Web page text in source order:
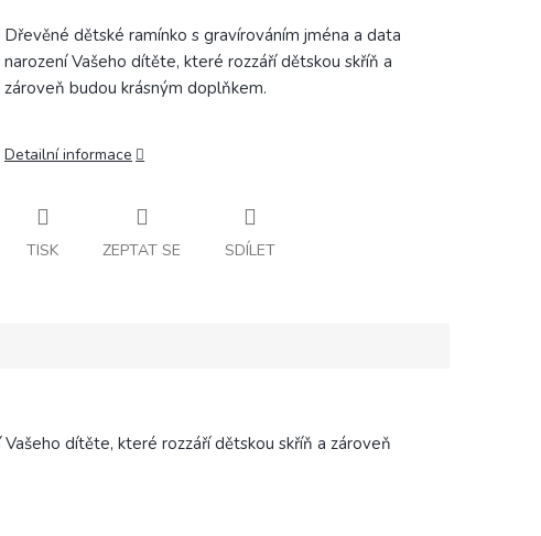
Dřevěné dětské ramínko s gravírováním jména a data
narození Vašeho dítěte, které rozzáří dětskou skříň a
zároveň budou krásným doplňkem.
Detailní informace
TISK ZEPTAT SE SDÍLET
dítěte, které rozzáří dětskou skříň a zároveň